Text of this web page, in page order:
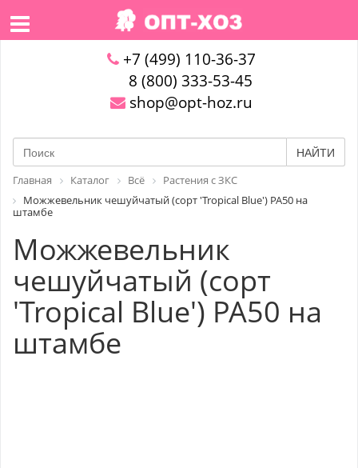
+7 (499) 110-36-37
8 (800) 333-53-45
shop@opt-hoz.ru
НАЙТИ
Главная Каталог Всё
Растения с ЗКС
Можжевельник чешуйчатый (сорт 'Tropical Blue') PA50 на
штамбе
Можжевельник
чешуйчатый (сорт
'Tropical Blue') PA50 на
штамбе